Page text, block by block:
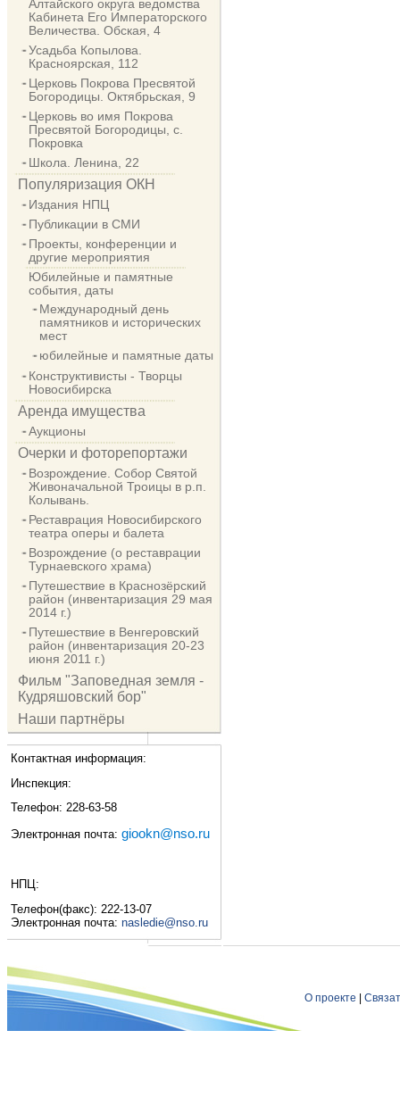
Алтайского округа ведомства
Кабинета Его Императорского
Величества. Обская, 4
Усадьба Копылова.
Красноярская, 112
Церковь Покрова Пресвятой
Богородицы. Октябрьская, 9
Церковь во имя Покрова
Пресвятой Богородицы, с.
Покровка
Школа. Ленина, 22
Популяризация ОКН
Издания НПЦ
Публикации в СМИ
Проекты, конференции и
другие мероприятия
Юбилейные и памятные
события, даты
Международный день
памятников и исторических
мест
юбилейные и памятные даты
Конструктивисты - Творцы
Новосибирска
Аренда имущества
Аукционы
Очерки и фоторепортажи
Возрождение. Собор Святой
Живоначальной Троицы в р.п.
Колывань.
Реставрация Новосибирского
театра оперы и балета
Возрождение (о реставрации
Турнаевского храма)
Путешествие в Краснозёрский
район (инвентаризация 29 мая
2014 г.)
Путешествие в Венгеровский
район (инвентаризация 20-23
июня 2011 г.)
Фильм "Заповедная земля -
Кудряшовский бор"
Наши партнёры
Контактная информация:
Инспекция:
Телефон: 228-63-58
Электронная почта: giookn@nso.ru
НПЦ:
Телефон(факс): 222-13-07
Электронная почта: nasledie@nso.ru
О проекте